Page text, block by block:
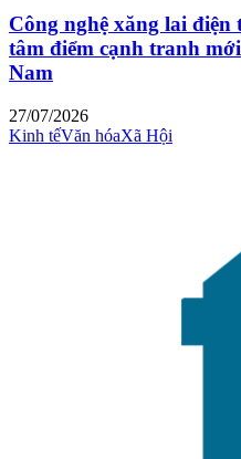
Công nghệ xăng lai
tâm điểm cạnh tranh
Nam
27/07/2026
Kinh tếVăn hóaXã Hội